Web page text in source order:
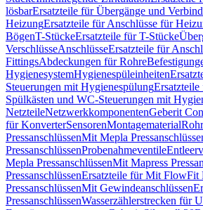
lösbarErsatzteile für Übergänge und
HeizungErsatzteile für Anschlüsse für
BögenT-StückeErsatzteile für T-Stücke
VerschlüsseAnschlüsseErsatzteile für
FittingsAbdeckungen für Rohre
HygienesystemHygienespüleinheiten
Steuerungen mit Hygienespülung
Spülkästen und WC-Steuerungen mit
NetzteileNetzwerkkomponentenGeberit
für KonverterSensorenMontagematerial
PressanschlüssenMit Mepla
PressanschlüssenProbenahmeventile
Mepla PressanschlüssenMit Mapress
PressanschlüssenErsatzteile für Mit FlowFit
PressanschlüssenMit Gewindeanschlüssen
PressanschlüssenWasserzählerstrecken für